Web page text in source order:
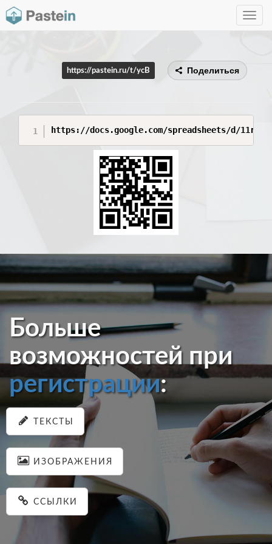
Toggle
https://pastein.ru/t/ycB Поделиться
https://docs.google.com/spreadsheets/d/
Больше
возможностей при
регистрации:
ТЕКСТЫ
ИЗОБРАЖЕНИЯ
ССЫЛКИ